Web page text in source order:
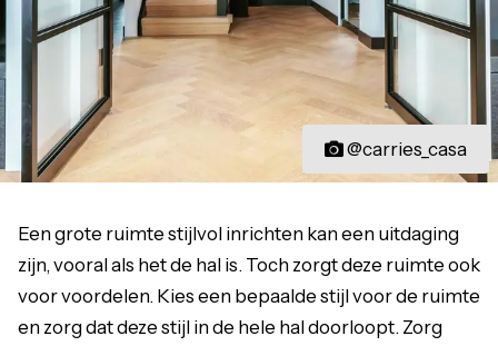
@carries_casa
Een grote ruimte stijlvol inrichten kan een uitdaging
zijn, vooral als het de hal is. Toch zorgt deze ruimte ook
voor voordelen. Kies een bepaalde stijl voor de ruimte
en zorg dat deze stijl in de hele hal doorloopt. Zorg